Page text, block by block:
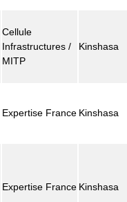
Cellule
Infrastructures /
MITP
Kinshasa
Expertise France Kinshasa
Expertise France Kinshasa